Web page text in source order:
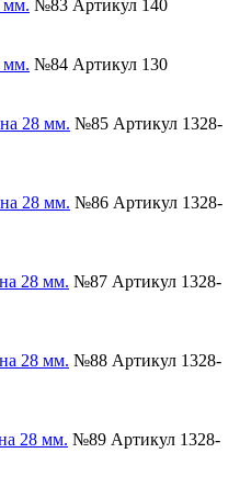
№83 Артикул 140
№84 Артикул 130
№85 Артикул 1328-
№86 Артикул 1328-
№87 Артикул 1328-
№88 Артикул 1328-
№89 Артикул 1328-